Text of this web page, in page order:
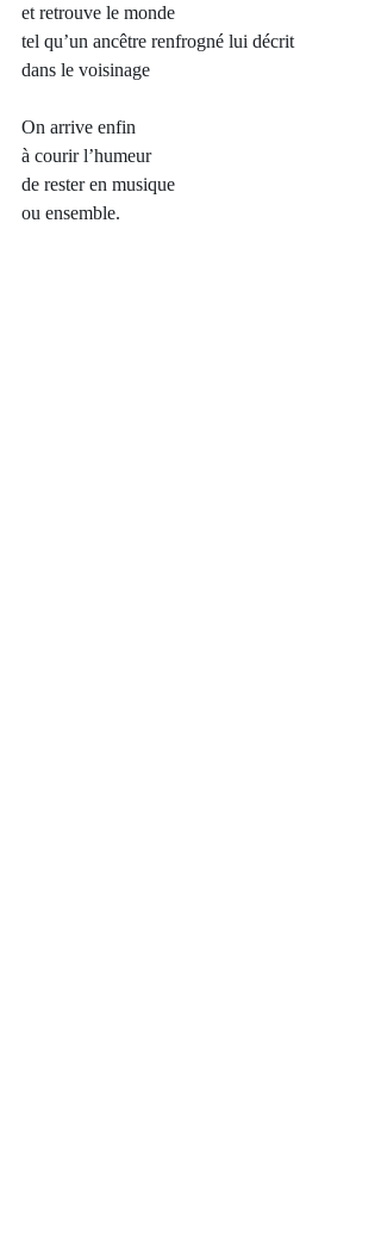
et retrouve le monde
tel qu’un ancêtre renfrogné lui décrit
dans le voisinage
On arrive enfin
à courir l’humeur
de rester en musique
ou ensemble.